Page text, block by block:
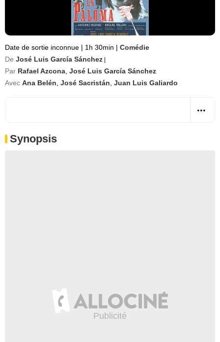
Date de sortie inconnue | 1h 30min | Comédie
De José Luis García Sánchez
Par Rafael Azcona José Luis García Sánchez
Avec Ana Belén José Sacristán Juan Luis Galiardo
Synopsis